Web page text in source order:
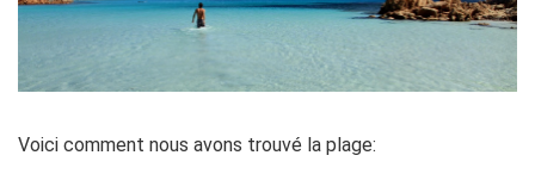
Voici comment nous avons trouvé la plage: